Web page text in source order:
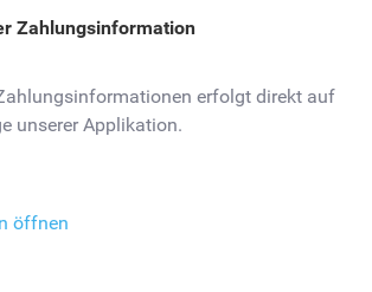
Zahlungsinformation
erfolgt direkt auf
unserer Applikation.
öffnen